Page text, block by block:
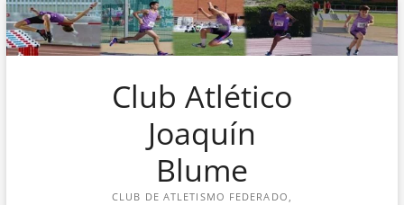
Saltar
al
contenido
Club Atlético
Joaquín
Blume
CLUB DE ATLETISMO FEDERADO,